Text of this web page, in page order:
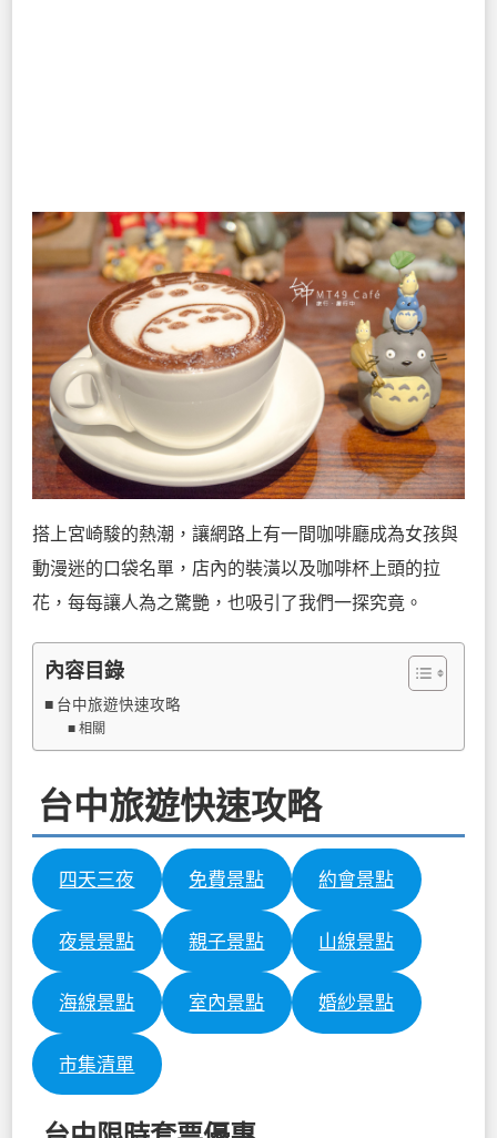
搭上宮崎駿的熱潮，讓網路上有一間咖啡廳成為女孩與
動漫迷的口袋名單，店內的裝潢以及咖啡杯上頭的拉
花，每每讓人為之驚艷，也吸引了我們一探究竟。
內容目錄
台中旅遊快速攻略
相關
台中旅遊快速攻略
四天三夜 免費景點 約會景點
夜景景點 親子景點 山線景點
海線景點 室內景點 婚紗景點
市集清單